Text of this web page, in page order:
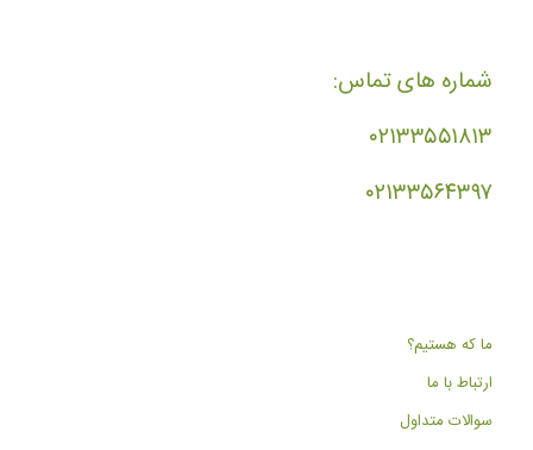
شماره های تماس:
۰۲۱۳۳۵۵۱۸۱۳
۰۲۱۳۳۵۶۴۳۹۷
ما که هستیم؟
ارتباط با ما
سوالات متداول